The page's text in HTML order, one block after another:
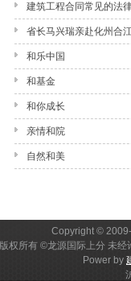
建筑工程合同常见的法
省长马兴瑞亲赴化州合
和乐中国
和基金
和你成长
亲情和院
自然和美
Copyright ©
版权所有 ©龙源国际上分 未
Power by